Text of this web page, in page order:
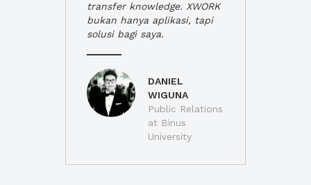
transfer knowledge. XWORK
bukan hanya aplikasi, tapi
solusi bagi saya.
DANIEL
WIGUNA
Public Relations
at Binus
University